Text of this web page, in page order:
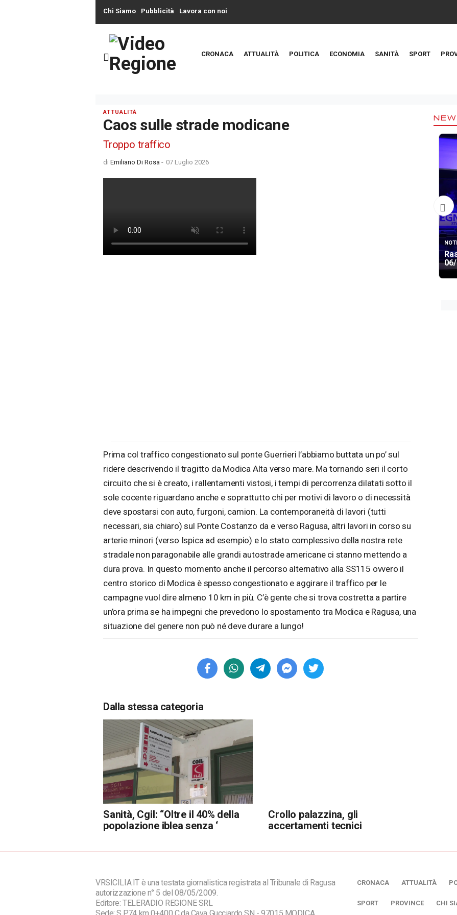
Chi Siamo Pubblicità Lavora con noi
CRONACA ATTUALITÀ POLITICA ECONOMIA SANITÀ SPORT
ATTUALITÀ
Caos sulle strade modicane
Troppo traffico
di Emiliano Di Rosa - 07 Luglio 2026
Prima col traffico congestionato sul ponte Guerrieri l’abbiamo buttata un po’ sul
ridere descrivendo il tragitto da Modica Alta verso mare. Ma tornando seri il corto
circuito che si è creato, i rallentamenti vistosi, i tempi di percorrenza dilatati sotto il
sole cocente riguardano anche e soprattutto chi per motivi di lavoro o di necessità
deve spostarsi con auto, furgoni, camion. La contemporaneità di lavori (tutti
necessari, sia chiaro) sul Ponte Costanzo da e verso Ragusa, altri lavori in corso su
arterie minori (verso Ispica ad esempio) e lo stato complessivo della nostra rete
stradale non paragonabile alle grandi autostrade americane ci stanno mettendo a
dura prova. In questo momento anche il percorso alternativo alla SS115 ovvero il
centro storico di Modica è spesso congestionato e aggirare il traffico per le
campagne vuol dire almeno 10 km in più. C’è gente che si trova costretta a partire
un’ora prima se ha impegni che prevedono lo spostamento tra Modica e Ragusa, una
situazione del genere non può né deve durare a lungo!
Dalla stessa categoria
Sanità, Cgil: “Oltre il 40% della
popolazione iblea senza ‘
Crollo palazzina, gli
accertamenti tecnici
VRSICILIA.IT è una testata giornalistica registrata al Tribunale di Ragusa
autorizzazione n° 5 del 08/05/2009.
Editore: TELERADIO REGIONE SRL
CRONACA ATTUALITÀ
SPORT PROVINCE CHI